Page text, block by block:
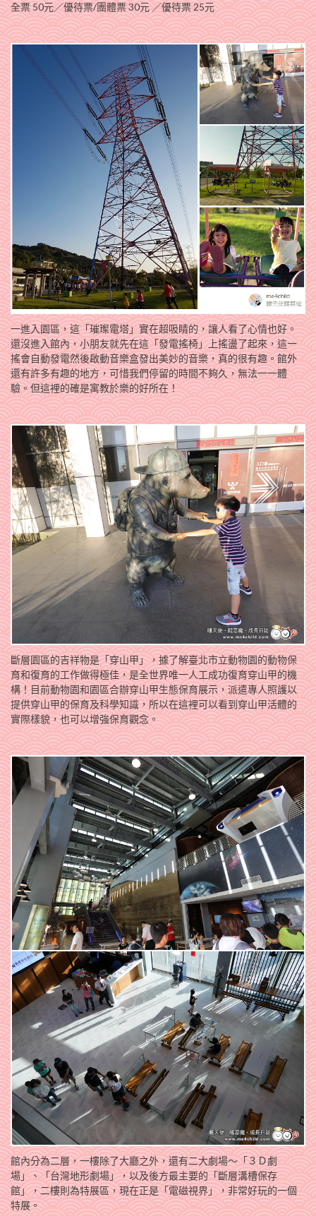
全票 50元／優待票/團體票 30元 ／優待票 25元
一進入園區，這「璀璨電塔」實在超吸睛的，讓人看了心情也好。
還沒進入館內，小朋友就先在這「發電搖椅」上搖盪了起來，這一
搖會自動發電然後啟動音樂盒發出美妙的音樂，真的很有趣。館外
還有許多有趣的地方，可惜我們停留的時間不夠久，無法一一體
驗。但這裡的確是寓教於樂的好所在！
斷層園區的吉祥物是「穿山甲」，據了解臺北市立動物園的動物保
育和復育的工作做得極佳，是全世界唯一人工成功復育穿山甲的機
構！目前動物園和園區合辦穿山甲生態保育展示，派遣專人照護以
提供穿山甲的保育及科學知識，所以在這裡可以看到穿山甲活體的
實際樣貌，也可以增強保育觀念。
館內分為二層，一樓除了大廳之外，還有二大劇場～「３Ｄ劇
場」、「台灣地形劇場」，以及後方最主要的「斷層溝槽保存
館」，二樓則為特展區，現在正是「電磁視界」，非常好玩的一個
特展。